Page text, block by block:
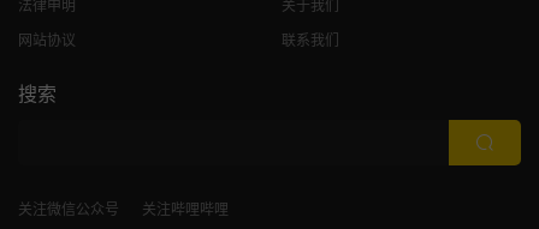
法律申明
网站协议
关于我们
联系我们
搜索
关注微信公众号 关注哔哩哔哩